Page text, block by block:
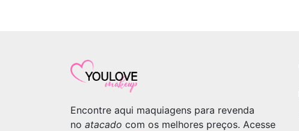
Encontre aqui maquiagens para revenda
no atacado com os melhores preços. Acesse